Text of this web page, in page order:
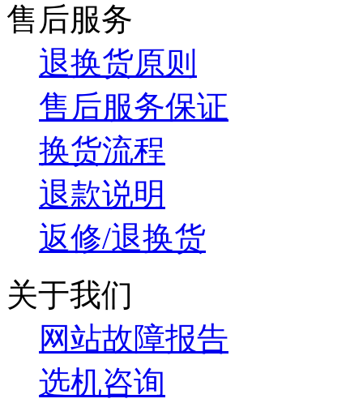
售后服务
退换货原则
售后服务保证
换货流程
退款说明
返修/退换货
关于我们
网站故障报告
选机咨询